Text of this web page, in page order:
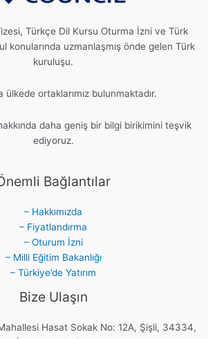
Türkçe Dil Kursu Oturma İzni ve Türk
konularında uzmanlaşmış önde gelen Türk
kuruluşu.
ülkede ortaklarımız bulunmaktadır.
daha geniş bir bilgi birikimini teşvik
ediyoruz.
Bağlantılar
– Hakkımızda
– Fiyatlandırma
– Oturum İzni
– Milli Eğitim Bakanlığı
– Türkiye’de Yatırım
Bize Ulaşın
Hasat Sokak No: 12A, Şişli, 34334,